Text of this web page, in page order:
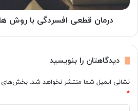
ر
و
ر
ض
آ
ی
د
ی
ب
ا
درمان قطعی افسردگی با روش
دیدگاهتان را بنویسید
نشانی ایمیل شما منتشر نخواهد شد. بخش‌های
*